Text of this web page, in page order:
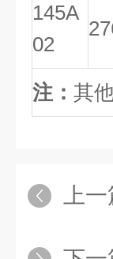
145A
02
注： 其
上